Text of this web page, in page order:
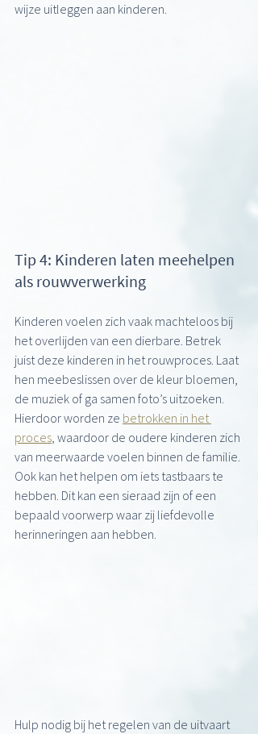
wijze uitleggen aan kinderen.
Tip 4: Kinderen laten meehelpen
als rouwverwerking
Kinderen voelen zich vaak machteloos bij
het overlijden van een dierbare. Betrek
juist deze kinderen in het rouwproces. Laat
hen meebeslissen over de kleur bloemen,
de muziek of ga samen foto’s uitzoeken.
Hierdoor worden ze betrokken in het
proces , waardoor de oudere kinderen zich
van meerwaarde voelen binnen de familie.
Ook kan het helpen om iets tastbaars te
hebben. Dit kan een sieraad zijn of een
bepaald voorwerp waar zij liefdevolle
herinneringen aan hebben.
Hulp nodig bij het regelen van de uitvaart